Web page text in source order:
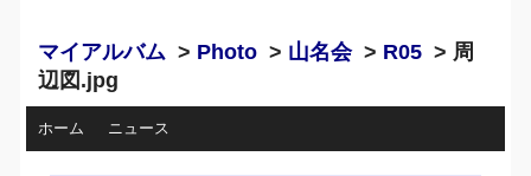
マイアルバム > Photo > 山名会> R05 > 周
辺図.jpg
ホーム ニュース